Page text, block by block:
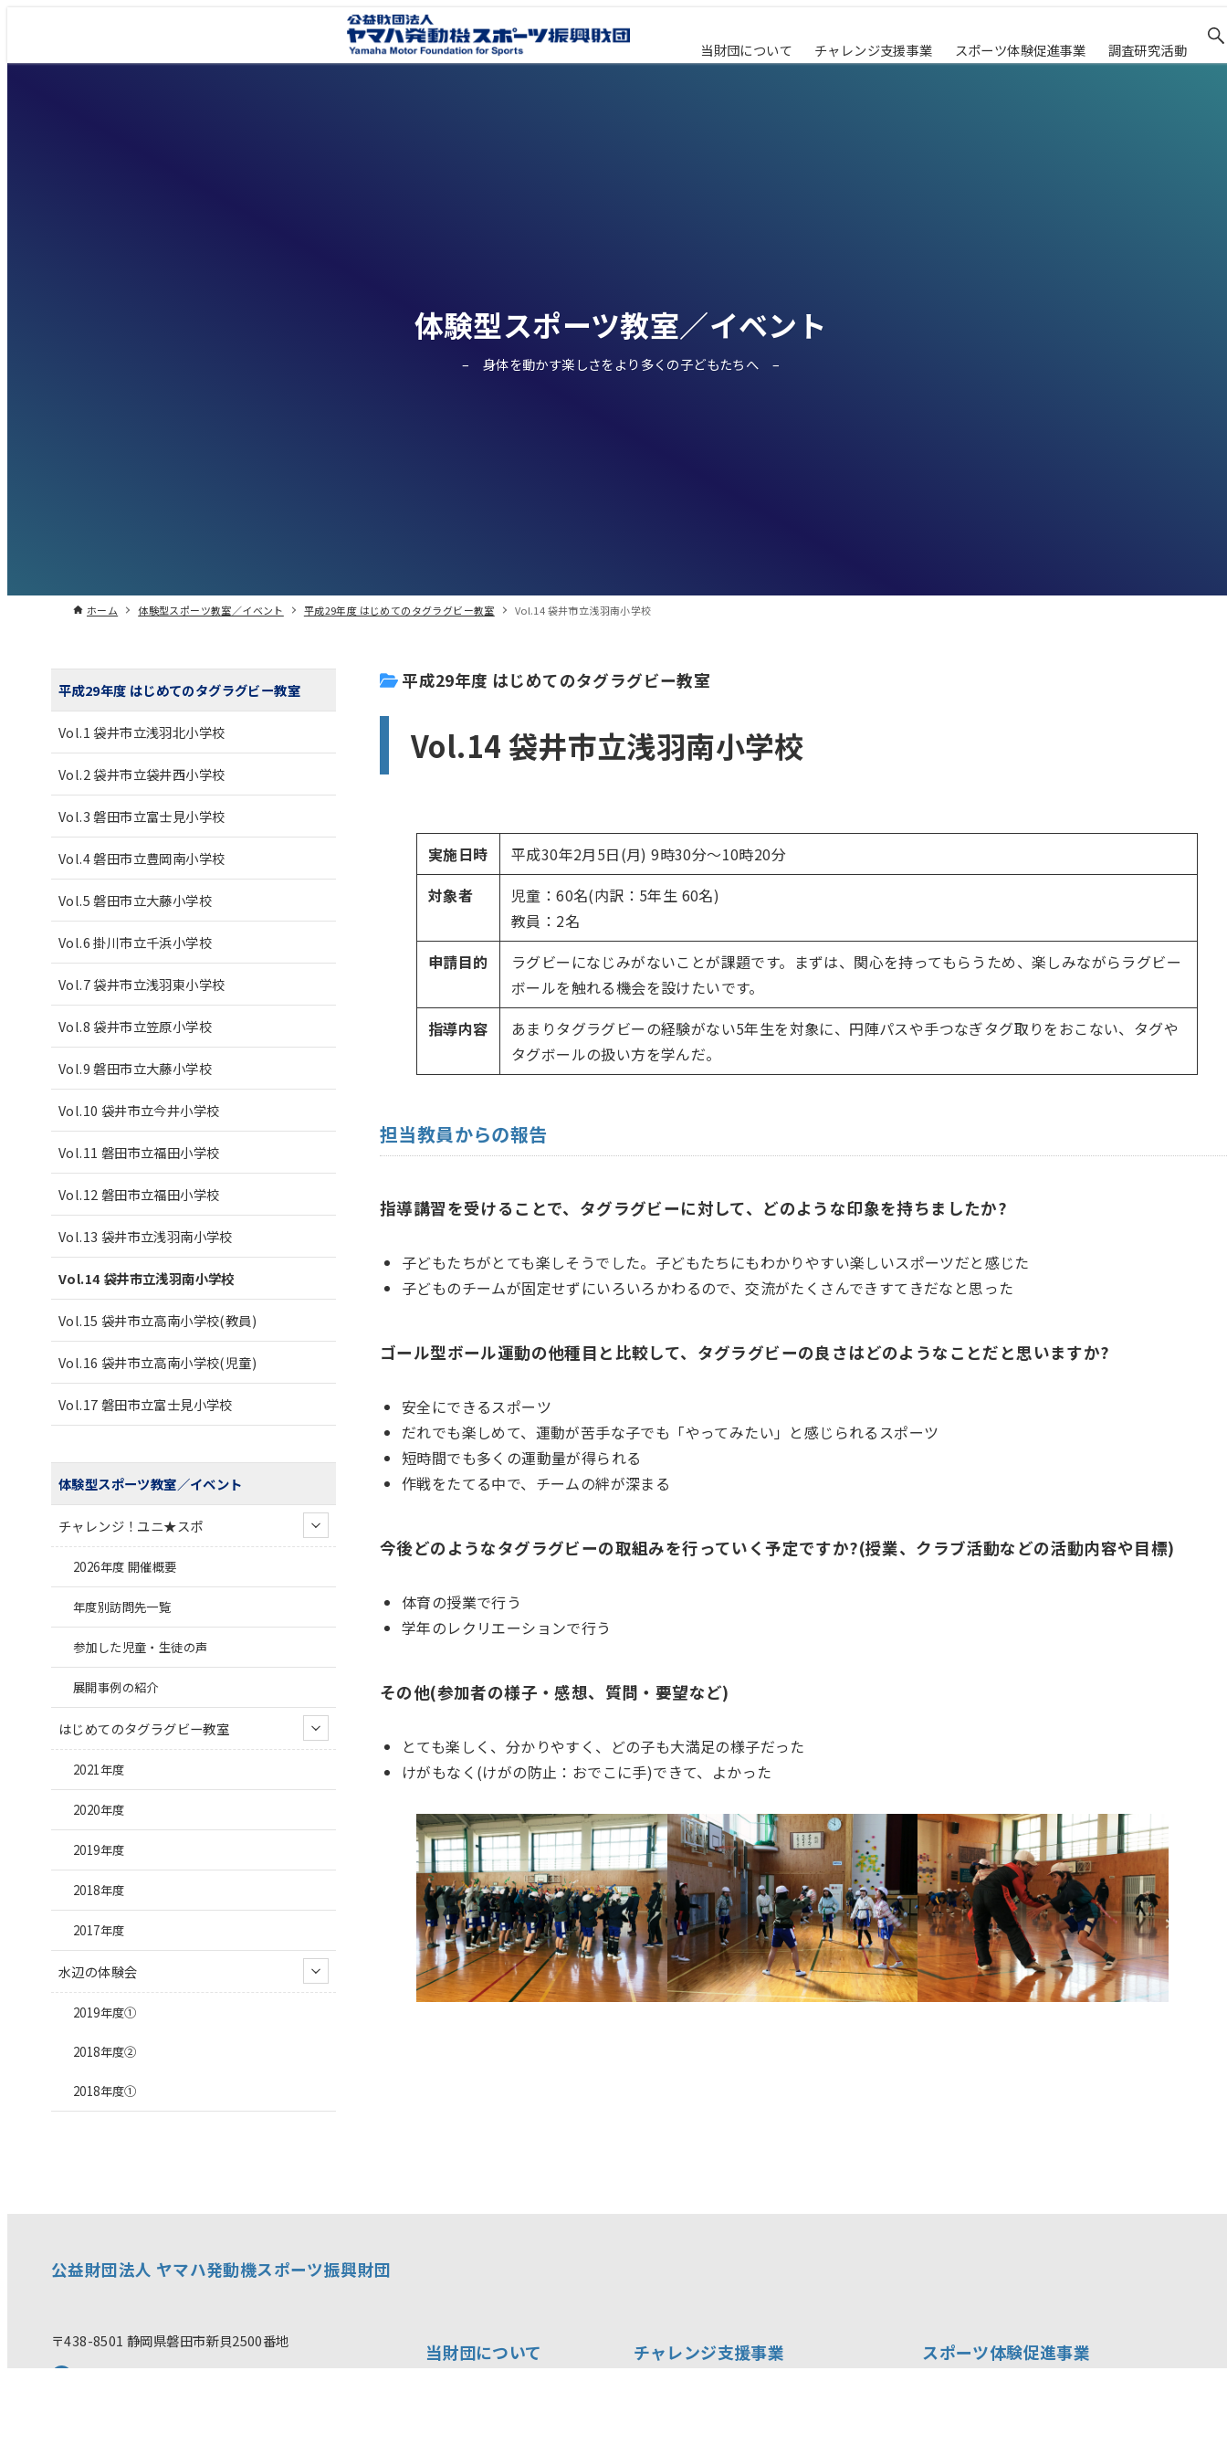
当財団について チャレンジ支援事業 スポーツ体験促進事業 調査研究活動
体験型スポーツ教室／イベント
身体を動かす楽しさをより多くの子どもたちへ
ホーム 体験型スポーツ教室／イベント 平成29年度 はじめてのタグラグビー教室 Vol.14 袋井市立浅羽南小学校
平成29年度 はじめてのタグラグビー教室
Vol.14 袋井市立浅羽南小学校
実施日時
平成30年2月5日(月) 9時30分〜10時20分
対象者
児童：60名(内訳：5年生 60名)
教員：2名
申請目的
ラグビーになじみがないことが課題です。まずは、関心を持ってもらうため、楽しみながらラグビー
ボールを触れる機会を設けたいです。
指導内容
あまりタグラグビーの経験がない5年生を対象に、円陣パスや手つなぎタグ取りをおこない、タグや
タグボールの扱い方を学んだ。
担当教員からの報告
指導講習を受けることで、タグラグビーに対して、どのような印象を持ちましたか?
子どもたちがとても楽しそうでした。子どもたちにもわかりやすい楽しいスポーツだと感じた
子どものチームが固定せずにいろいろかわるので、交流がたくさんできすてきだなと思った
ゴール型ボール運動の他種目と比較して、タグラグビーの良さはどのようなことだと思いますか?
安全にできるスポーツ
だれでも楽しめて、運動が苦手な子でも「やってみたい」と感じられるスポーツ
短時間でも多くの運動量が得られる
作戦をたてる中で、チームの絆が深まる
今後どのようなタグラグビーの取組みを行っていく予定ですか?(授業、クラブ活動などの活動内容や目標)
体育の授業で行う
学年のレクリエーションで行う
その他(参加者の様子・感想、質問・要望など)
とても楽しく、分かりやすく、どの子も大満足の様子だった
けがもなく(けがの防止：おでこに手)できて、よかった
平成29年度 はじめてのタグラグビー教室
Vol.1 袋井市立浅羽北小学校
Vol.2 袋井市立袋井西小学校
Vol.3 磐田市立富士見小学校
Vol.4 磐田市立豊岡南小学校
Vol.5 磐田市立大藤小学校
Vol.6 掛川市立千浜小学校
Vol.7 袋井市立浅羽東小学校
Vol.8 袋井市立笠原小学校
Vol.9 磐田市立大藤小学校
Vol.10 袋井市立今井小学校
Vol.11 磐田市立福田小学校
Vol.12 磐田市立福田小学校
Vol.13 袋井市立浅羽南小学校
Vol.14 袋井市立浅羽南小学校
Vol.15 袋井市立高南小学校(教員)
Vol.16 袋井市立高南小学校(児童)
Vol.17 磐田市立富士見小学校
体験型スポーツ教室／イベント
チャレンジ！ユニ★スポ
2026年度 開催概要
年度別訪問先一覧
参加した児童・生徒の声
展開事例の紹介
はじめてのタグラグビー教室
2021年度
2020年度
2019年度
2018年度
2017年度
水辺の体験会
2019年度①
2018年度②
2018年度①
公益財団法人 ヤマハ発動機スポーツ振興財団
〒438-8501 静岡県磐田市新貝2500番地 当財団について チャレンジ支援事業 スポーツ体験促進事業